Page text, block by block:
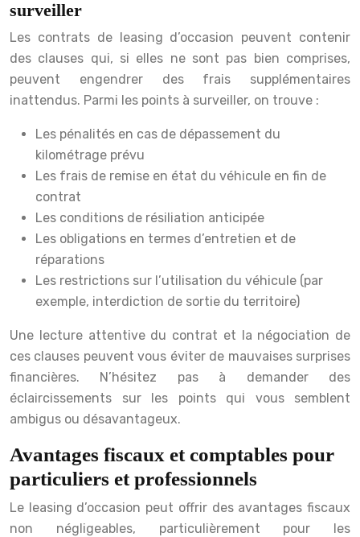
surveiller
Les contrats de leasing d’occasion peuvent contenir
des clauses qui, si elles ne sont pas bien comprises,
peuvent engendrer des frais supplémentaires
inattendus. Parmi les points à surveiller, on trouve :
Les pénalités en cas de dépassement du
kilométrage prévu
Les frais de remise en état du véhicule en fin de
contrat
Les conditions de résiliation anticipée
Les obligations en termes d’entretien et de
réparations
Les restrictions sur l’utilisation du véhicule (par
exemple, interdiction de sortie du territoire)
Une lecture attentive du contrat et la négociation de
ces clauses peuvent vous éviter de mauvaises surprises
financières. N’hésitez pas à demander des
éclaircissements sur les points qui vous semblent
ambigus ou désavantageux.
Avantages fiscaux et comptables pour
particuliers et professionnels
Le leasing d’occasion peut offrir des avantages fiscaux
non négligeables, particulièrement pour les